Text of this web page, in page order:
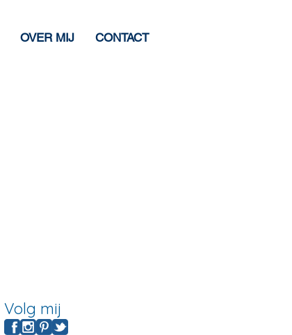
OVER MIJ CONTACT
Volg mij